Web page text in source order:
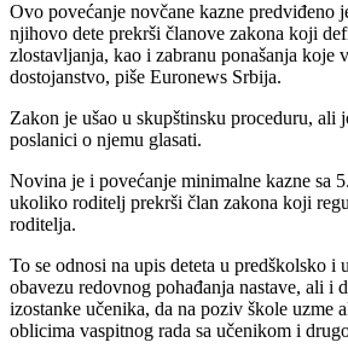
Ovo povećanje novčane kazne predviđeno
njihovo dete prekrši članove zakona koji
zlostavljanja, kao i zabranu ponašanja koje
dostojanstvo, piše Euronews Srbija.
Zakon je ušao u skupštinsku proceduru, ali
poslanici o njemu glasati.
Novina je i povećanje minimalne kazne sa
ukoliko roditelj prekrši član zakona koji
roditelja.
To se odnosi na upis deteta u predškolsko i
obavezu redovnog pohađanja nastave, ali i
izostanke učenika, da na poziv škole uzme
oblicima vaspitnog rada sa učenikom i